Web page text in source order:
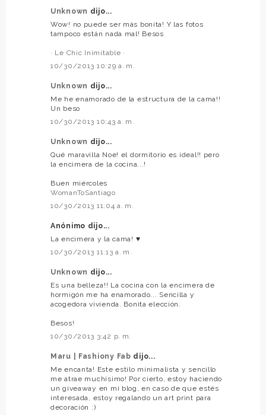
Unknown dijo...
Wow! no puede ser más bonita! Y las fotos
tampoco están nada mal! Besos
· Le Chic Inimitable ·
10/30/2013 10:29 a. m.
Unknown dijo...
Me he enamorado de la estructura de la cama!!
Un beso
10/30/2013 10:43 a. m.
Unknown dijo...
Qué maravilla Noe! el dormitorio es ideal!! pero
la encimera de la cocina...!
Buen miércoles
WomanToSantiago
10/30/2013 11:04 a. m.
Anónimo dijo...
La encimera y la cama! ♥
10/30/2013 11:13 a. m.
Unknown dijo...
Es una belleza!! La cocina con la encimera de
hormigón me ha enamorado... Sencilla y
acogedora vivienda. Bonita elección.
Besos!
10/30/2013 3:42 p. m.
Maru | Fashiony Fab dijo...
Me encanta! Este estilo minimalista y sencillo
me atrae muchísimo! Por cierto, estoy haciendo
un giveaway en mi blog, en caso de que estés
interesada, estoy regalando un art print para
decoración :)